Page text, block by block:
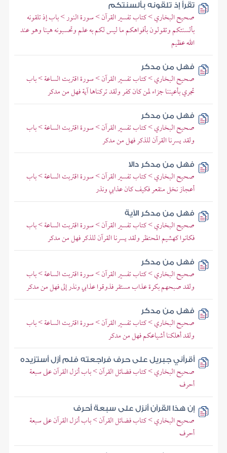
تقرأ إذ تلقونه بألسنتكم
صحيح البخاري > كتاب تفسير القرآن > سورة النور > باب إذ تلقونه
بألسنتكم وتقولون بأفواهكم ما ليس لكم به علم وتحسبونه هينا وهو عند
الله عظيم
فهل من مدكر
صحيح البخاري > كتاب تفسير القرآن > سورة اقتربت الساعة > باب
تجري بأعيننا جزاء لمن كان كفر ولقد تركناها آية فهل من مدكر
فهل من مدكر
صحيح البخاري > كتاب تفسير القرآن > سورة اقتربت الساعة > باب
ولقد يسرنا القرآن للذكر فهل من مدكر
فهل من مدكر دالا
صحيح البخاري > كتاب تفسير القرآن > سورة اقتربت الساعة > باب
أعجاز نخل منقعر فكيف كان عذابي ونذر
فهل من مدكر الآية
صحيح البخاري > كتاب تفسير القرآن > سورة اقتربت الساعة > باب
فكانوا كهشيم المحتظر ولقد يسرنا القرآن للذكر فهل من مدكر
فهل من مدكر
صحيح البخاري > كتاب تفسير القرآن > سورة اقتربت الساعة > باب
ولقد صبحهم بكرة عذاب مستقر فذوقوا عذابي ونذر إلى فهل من مدكر
فهل من مدكر
صحيح البخاري > كتاب تفسير القرآن > سورة اقتربت الساعة > باب
ولقد أهلكنا أشياعكم فهل من مدكر
أقرأني جبريل على حرف فراجعته فلم أزل أستزيده
صحيح البخاري > كتاب فضائل القرآن > باب أنزل القرآن على سبعة
أحرف
إن هذا القرآن أنزل على سبعة أحرف
صحيح البخاري > كتاب فضائل القرآن > باب أنزل القرآن على سبعة
أحرف